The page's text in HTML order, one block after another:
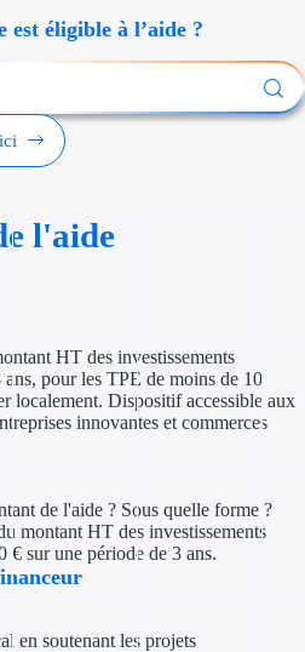
Création
Cession
Type de financements
Subventions
Concours
Investir dans
est éligible à l’aide ?
l'aide
HT des investissements
pour les TPE de moins de 10
localement. Dispositif accessible aux
innovantes et commerces
de l'aide ? Sous quelle forme ?
montant HT des investissements
€ sur une période de 3 ans.
en soutenant les projets